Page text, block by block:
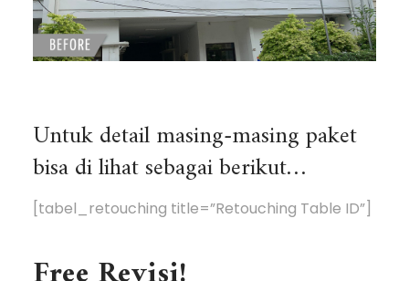
Untuk detail masing-masing paket
bisa di lihat sebagai berikut…
[tabel_retouching title=”Retouching Table ID”]